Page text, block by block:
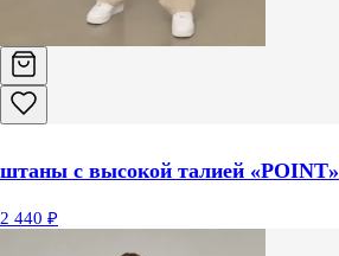
штаны с высокой талией «POINT»
2 440 ₽